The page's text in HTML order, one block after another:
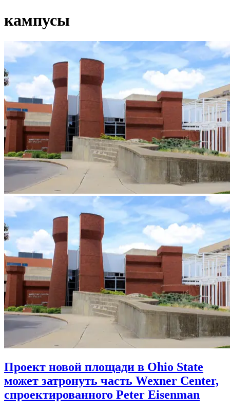
кампусы
Проект новой площади в Ohio State
может затронуть часть Wexner Center,
спроектированного Peter Eisenman